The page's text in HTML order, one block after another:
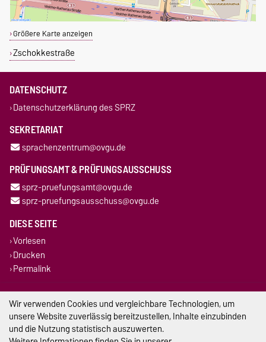
Größere Karte anzeigen
Zschokkestraße
DATENSCHUTZ
Datenschutzerklärung des SPRZ
SEKRETARIAT
sprachenzentrum@ovgu.de
PRÜFUNGSAMT & PRÜFUNGSAUSSCHUSS
sprz-pruefungsamt@ovgu.de
sprz-pruefungsausschuss@ovgu.de
DIESE SEITE
Vorlesen
Drucken
Permalink
Impressum
Datenschutz
Wir verwenden Cookies und vergleichbare Technologien, um
unsere Website zuverlässig bereitzustellen, Inhalte einzubinden
und die Nutzung statistisch auszuwerten.